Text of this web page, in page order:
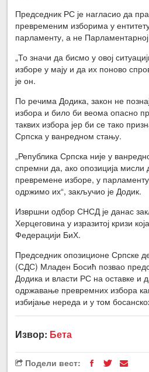
Председник РС је нагласио да
превременим изборима у
парламенту, а не
„То значи да бисмо у овој
изборе у мају и да их поново
је он.
По речима Додика, закон не
избора и било би веома опасно
таквих избора јер би се тако
Српска у ванредном стању.
„Република Српска није у
спремни да, ако опозиција
превремене изборе, у
одржимо их“, закључио је Додик.
Извршни одбор СНСД је данас
Херцеговина у изразитој кризи
Федерацији БиХ.
Председник опозиционе Српске
(СДС) Младен Босић позвао
Додика и власти РС на оставке и
одржавање превремних избора
избијање нереда и у том
Извор: Бета
Подели вест: